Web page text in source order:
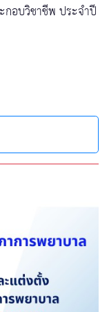
กอบวิชาชีพ ประจำปี